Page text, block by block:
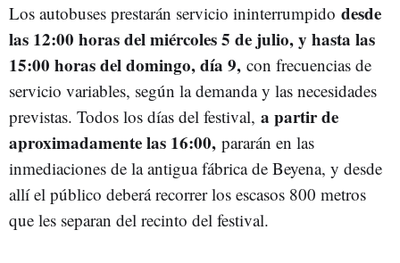
Los autobuses prestarán servicio ininterrumpido desde
las 12:00 horas del miércoles 5 de julio, y hasta las
15:00 horas del domingo, día 9, con frecuencias de
servicio variables, según la demanda y las necesidades
previstas. Todos los días del festival, a partir de
aproximadamente las 16:00, pararán en las
inmediaciones de la antigua fábrica de Beyena, y desde
allí el público deberá recorrer los escasos 800 metros
que les separan del recinto del festival.